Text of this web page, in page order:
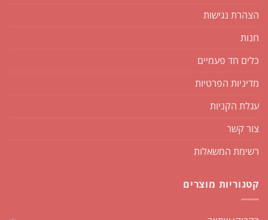
הצהרת נגישות
חנות
כלים חד פעמיים
מדיניות הפרטיות
עגלת הקניות
צור קשר
רשימת המשאלות
קטגוריות מוצרים